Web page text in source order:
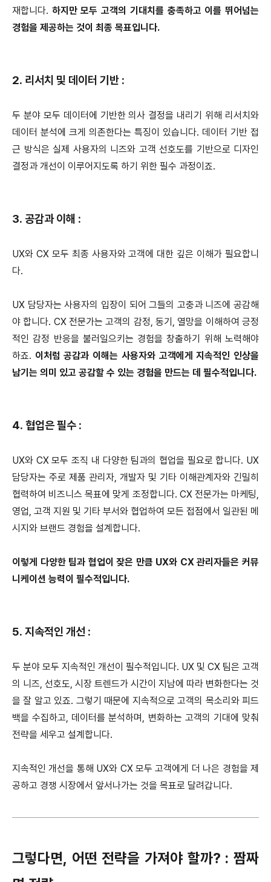
재합니다. 하지만 모두 고객의 기대치를 충족하고 이를 뛰어넘는
경험을 제공하는 것이 최종 목표입니다.
2. 리서치 및 데이터 기반 :
두 분야 모두 데이터에 기반한 의사 결정을 내리기 위해 리서치와
데이터 분석에 크게 의존한다는 특징이 있습니다. 데이터 기반 접
근 방식은 실제 사용자의 니즈와 고객 선호도를 기반으로 디자인
결정과 개선이 이루어지도록 하기 위한 필수 과정이죠.
3. 공감과 이해 :
UX와 CX 모두 최종 사용자와 고객에 대한 깊은 이해가 필요합니
다.
UX 담당자는 사용자의 입장이 되어 그들의 고충과 니즈에 공감해
야 합니다. CX 전문가는 고객의 감정, 동기, 열망을 이해하여 긍정
적인 감정 반응을 불러일으키는 경험을 창출하기 위해 노력해야
하죠. 이처럼 공감과 이해는 사용자와 고객에게 지속적인 인상을
남기는 의미 있고 공감할 수 있는 경험을 만드는 데 필수적입니다.
4. 협업은 필수 :
UX와 CX 모두 조직 내 다양한 팀과의 협업을 필요로 합니다. UX
담당자는 주로 제품 관리자, 개발자 및 기타 이해관계자와 긴밀히
협력하여 비즈니스 목표에 맞게 조정합니다. CX 전문가는 마케팅,
영업, 고객 지원 및 기타 부서와 협업하여 모든 접점에서 일관된 메
시지와 브랜드 경험을 설계합니다.
이렇게 다양한 팀과 협업이 잦은 만큼 UX와 CX 관리자들은 커뮤
니케이션 능력이 필수적입니다.
5. 지속적인 개선 :
두 분야 모두 지속적인 개선이 필수적입니다. UX 및 CX 팀은 고객
의 니즈, 선호도, 시장 트렌드가 시간이 지남에 따라 변화한다는 것
을 잘 알고 있죠. 그렇기 때문에 지속적으로 고객의 목소리와 피드
백을 수집하고, 데이터를 분석하며, 변화하는 고객의 기대에 맞춰
전략을 세우고 설계합니다.
지속적인 개선을 통해 UX와 CX 모두 고객에게 더 나은 경험을 제
공하고 경쟁 시장에서 앞서나가는 것을 목표로 달려갑니다.
그렇다면, 어떤 전략을 가져야 할까? : 짬짜